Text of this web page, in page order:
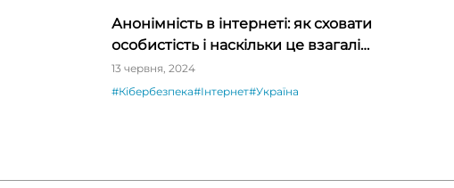
Анонімність в інтернеті: як сховати
особистість і наскільки це взагалі
реально
13 червня, 2024
#Кібербезпека#Інтернет#Україна